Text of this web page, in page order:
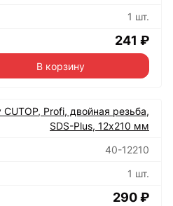
1 шт.
241 ₽
В корзину
CUTOP, Profi, двойная резьба,
SDS-Plus, 12х210 мм
40-12210
1 шт.
290 ₽